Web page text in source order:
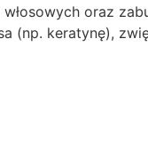
włosowych oraz
(np. keratynę),